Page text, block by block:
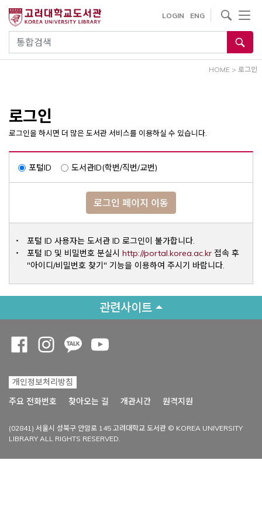
건
통합검색
LOGIN ENG
사이트내 검색
HOME > 로그인
로그인
로그인을 하시면 더 많은 도서관 서비스를 이용하실 수 있습니다.
포털ID 도서관ID(학번/직번/교번)
로그인 페이지 이동
포털 ID 사용자는 도서관 ID 로그인이 불가합니다.
포털 ID 및 비밀번호 분실시 http://portal.korea.ac.krOpens a
접속 후
"아이디/비밀번호 찾기" 기능을 이용하여 주시기 바랍니다.
관련사이트
개인정보처리방침
주요 전화번호
찾아오는 길 개관시간 원격지원
(02841) 서울시 성북구 안암로 145 고려대학교 도서관 © KOREA UNIVERSITY
LIBRARY ALL RIGHTS RESERVED.
Opens a new window
Opens a new window
Opens a new window